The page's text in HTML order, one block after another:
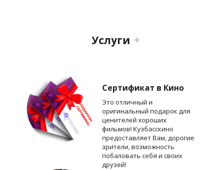
Услуги
Сертификат в Кино
Это отличный и
оригинальный подарок для
ценителей хороших
фильмов! Кузбасскино
предоставляет Вам, дорогие
зрители, возможность
побаловать себя и своих
друзей!